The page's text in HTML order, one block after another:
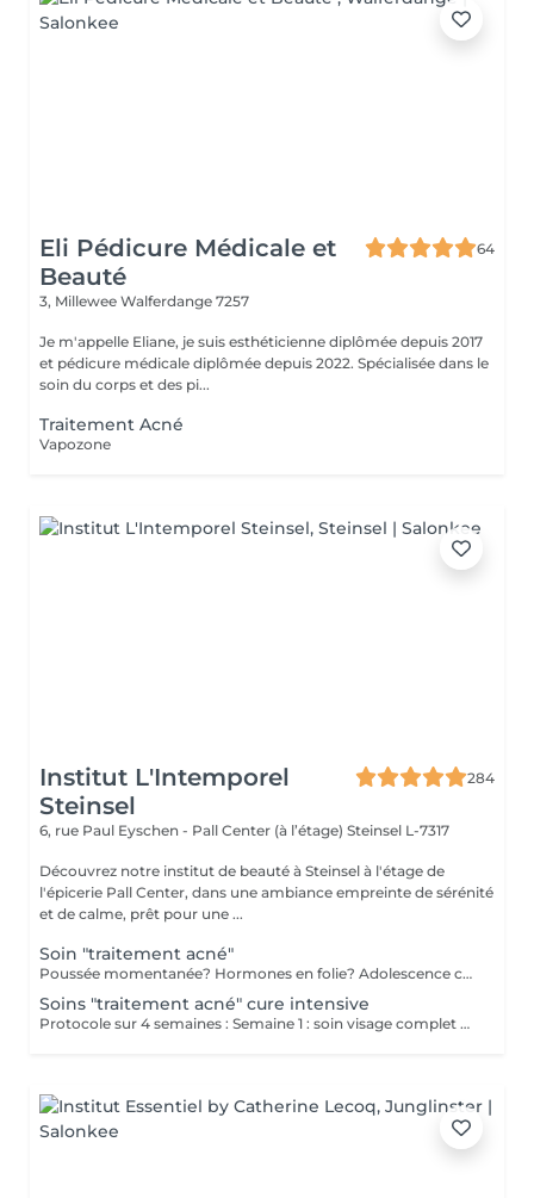
Eli Pédicure Médicale et
Beauté
64
3, Millewee Walferdange 7257
Je m'appelle Eliane, je suis esthéticienne diplômée depuis 2017
et pédicure médicale diplômée depuis 2022. Spécialisée dans le
soin du corps et des pi...
Traitement Acné
Vapozone
Institut L'Intemporel
Steinsel
284
6, rue Paul Eyschen - Pall Center (à l’étage) Steinsel L-7317
Découvrez notre institut de beauté à Steinsel à l'étage de
l'épicerie Pall Center, dans une ambiance empreinte de sérénité
et de calme, prêt pour une ...
Soin "traitement acné"
Poussée momentanée? Hormones en folie? Adolescence compliquée? Ce soin est pour vous. Le soin visage complet comprend un nettoyage en profondeur de la peau avec vapeur et extraction des comédons, un léger massage suivi de 20' de traitement. LED et un masque apaisant ou purifiant. Le soin flash est conseillé en entretien suite à un soin complet, entre 2 soins par exemple ou si acné plus tenace. Il comprend un nettoyage du visage, un léger massage et le traitement LED 20'. Pourquoi la LED? La puissance de la lumière LED bleue agit rapidement et efficacement pour éliminer l'acné, les imperfections et l'inflammation existantes, sans dessécher la peau. Elle régule également la production de sébum pour prévenir de futures éruptions cutanées, laissant votre peau claire, saine et lisse.
Soins "traitement acné" cure intensive
Protocole sur 4 semaines : Semaine 1 : soin visage complet + un soin flash (espacé de 2 jours minimum) Semaine 2 / 3 et 4 : 2 soins flash (espacé de 2 jours minimum) Descriptif complet : voir "Soin traitement acné"